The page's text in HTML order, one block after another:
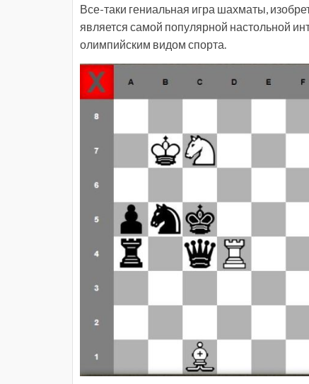
Все-таки гениальная игра шахматы,
является самой популярной настольной
олимпийским видом спорта.